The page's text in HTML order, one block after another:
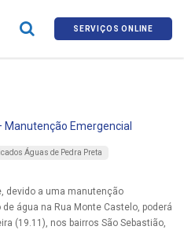
SERVIÇOS ONLINE
Emergencial
Águas de Pedra Preta
devido a uma manutenção
água na Rua Monte Castelo, poderá
(19.11), nos bairros São Sebastião,